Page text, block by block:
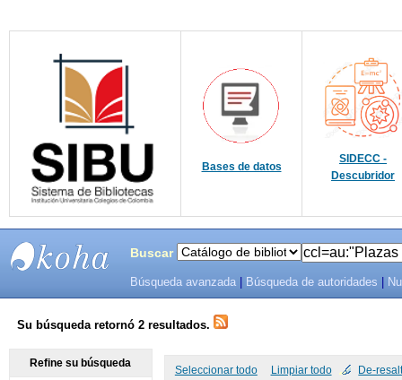
Bases de datos
SIDECC -
Descubridor
SISTEMAS
DE
Buscar
Búsqueda avanzada Búsqueda de autoridades
Su búsqueda retornó 2 resultados.
Seleccionar todo Limpiar todo De-
Refine su búsqueda